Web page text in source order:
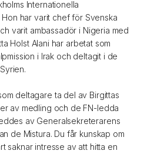
Internationella
Hon har varit chef för Svenska
varit ambassadör i Nigeria med
Holst Alani har arbetat som
i Irak och deltagit i de
deltagare ta del av Birgittas
av medling och de FN-ledda
av Generalsekreterarens
de Mistura. Du får kunskap om
saknar intresse av att hitta en